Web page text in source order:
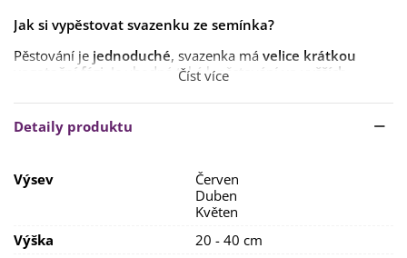
Jak si vypěstovat svazenku ze semínka?
Pěstování je jednoduché, svazenka má velice krátkou
vegetační fázi . Je vhodná také k pěstování
ve vyšších
Semínka svazenky vyséváme
hloubky 1 cm.
ideálně
písčitá s neutrálním pH. Rostlině nevadí
Číst více
Detaily produktu
Výsev
Červen
Duben
Květen
Výška
20 - 40 cm